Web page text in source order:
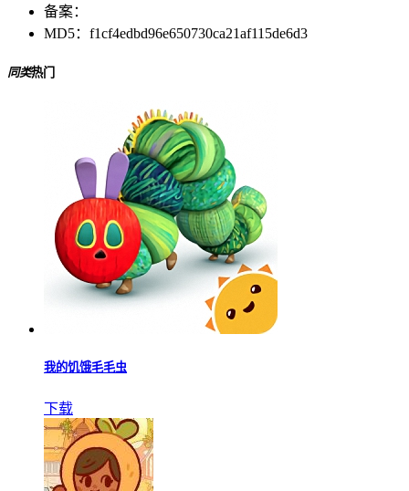
备案：
MD5： f1cf4edbd96e650730ca21af115de6d3
同类热门
我的饥饿毛毛虫
下载